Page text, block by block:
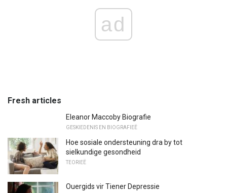
ad
Fresh articles
Eleanor Maccoby Biografie
GESKIEDENIS EN BIOGRAFIEË
Hoe sosiale ondersteuning dra by tot
sielkundige gesondheid
TEORIEË
Ouergids vir Tiener Depressie